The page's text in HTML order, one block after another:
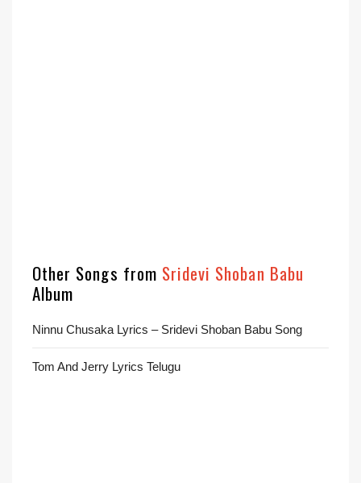
Other Songs from Sridevi Shoban Babu
Album
Ninnu Chusaka Lyrics – Sridevi Shoban Babu Song
Tom And Jerry Lyrics Telugu